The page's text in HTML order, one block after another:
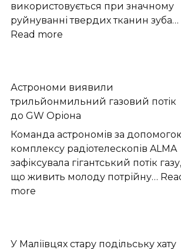
використовується при значному
руйнуванні твердих тканин зуба…
Read more
–
це
бездоганне
рішення
для
відновлення
пошкоджених
Астрономи виявили
трильйонмильний газовий потік
до GW Оріона
Команда астрономів за
комплексу радіотелескопів ALMA
зафіксувала гігантський потік газу,
що живить молоду потрійну…
more
У Маліївцях стару подільську хату